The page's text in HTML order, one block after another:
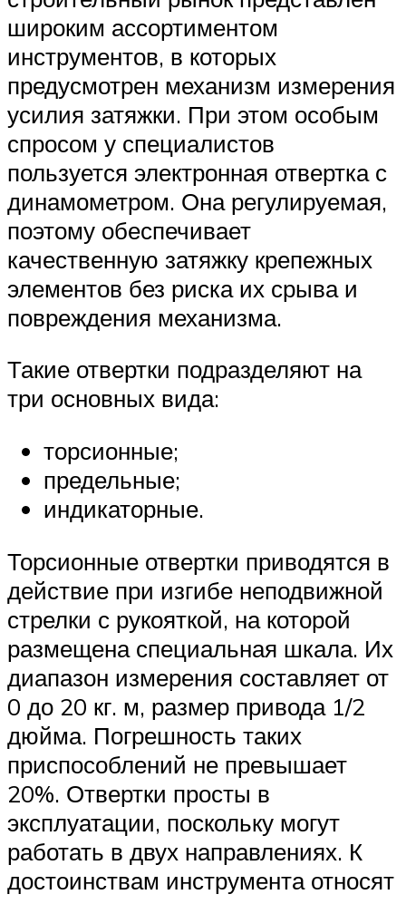
широким ассортиментом
инструментов, в которых
предусмотрен механизм измерения
усилия затяжки. При этом особым
спросом у специалистов
пользуется электронная отвертка с
динамометром. Она регулируемая,
поэтому обеспечивает
качественную затяжку крепежных
элементов без риска их срыва и
повреждения механизма.
Такие отвертки подразделяют на
три основных вида:
торсионные;
предельные;
индикаторные.
Торсионные отвертки приводятся в
действие при изгибе неподвижной
стрелки с рукояткой, на которой
размещена специальная шкала. Их
диапазон измерения составляет от
0 до 20 кг. м, размер привода 1/2
дюйма. Погрешность таких
приспособлений не превышает
20%. Отвертки просты в
эксплуатации, поскольку могут
работать в двух направлениях. К
достоинствам инструмента относят